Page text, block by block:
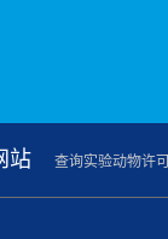
站 查询实验动物许